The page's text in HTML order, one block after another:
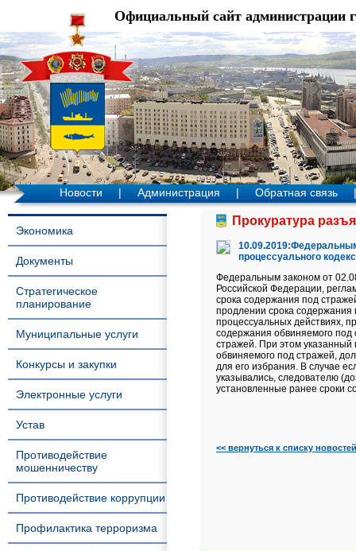
Официальный сайт администрации
Новости | Администрация | Обратная связь |
Экономика
Документы
Стратегическое
планирование
Муниципальные услуги
Конкурсы и закупки
Электронные услуги
Устав
Противодействие
мошенничеству
Противодействие коррупции
Профилактика терроризма
Прокуратура
процессуального
Федеральным законом от
Российской Федерации,
срока содержания под
продлении срока содержания
процессуальных действиях,
содержания обвиняемого
стражей. При этом указанный
обвиняемого под стражей,
для его избрания. В случае
указывались, следователю
установленные ранее сроки
<< вернуться к списку новостей